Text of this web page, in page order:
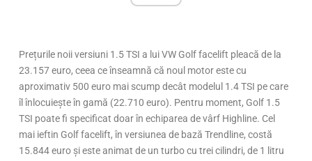
Prețurile noii versiuni 1.5 TSI a lui VW Golf facelift pleacă de la
23.157 euro, ceea ce înseamnă că noul motor este cu
aproximativ 500 euro mai scump decât modelul 1.4 TSI pe care
îl înlocuiește în gamă (22.710 euro). Pentru moment, Golf 1.5
TSI poate fi specificat doar în echiparea de vârf Highline. Cel
mai ieftin Golf facelift, în versiunea de bază Trendline, costă
15.844 euro și este animat de un turbo cu trei cilindri, de 1 litru